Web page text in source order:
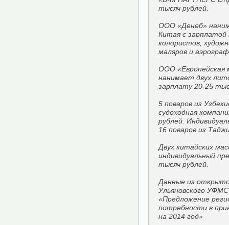
тысяч рублей.
ООО «Денеб»
Китая с зарплатой
колористов,
маляров и
ООО «Европейская
нанимает двух
зарплату 20-25
5 поваров из
судоходная
рублей.
16 поваров из
Двух китайских
индивидуальный
тысяч рублей.
Данные из
Ульяновского
«Предложение
потребности в
на 2014 год»